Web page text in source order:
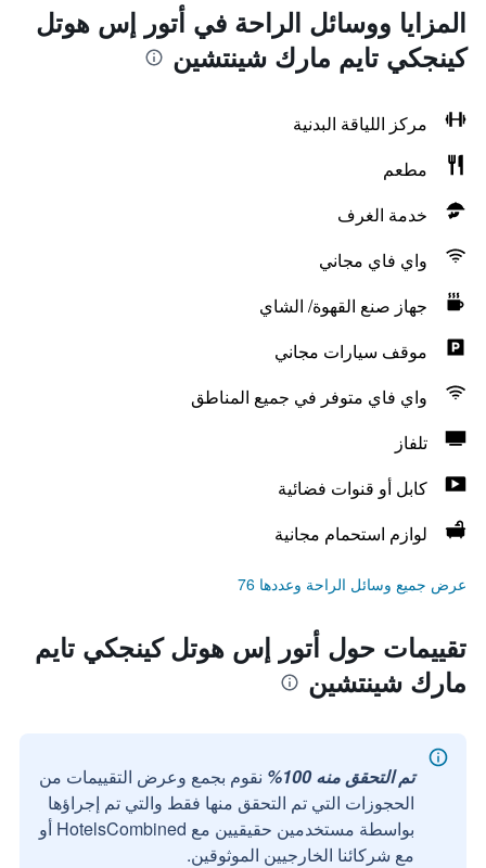
المزايا ووسائل الراحة في أتور إس هوتل
كينجكي تايم مارك شينتشين
مركز اللياقة البدنية
مطعم
خدمة الغرف
واي فاي مجاني
جهاز صنع القهوة/ الشاي
موقف سيارات مجاني
واي فاي متوفر في جميع المناطق
تلفاز
كابل أو قنوات فضائية
لوازم استحمام مجانية
عرض جميع وسائل الراحة وعددها 76
تقييمات حول أتور إس هوتل كينجكي تايم
مارك شينتشين
تم التحقق منه 100%
نقوم بجمع وعرض التقييمات من
الحجوزات التي تم التحقق منها فقط والتي تم إجراؤها
بواسطة مستخدمين حقيقيين مع HotelsCombined أو
مع شركائنا الخارجيين الموثوقين.